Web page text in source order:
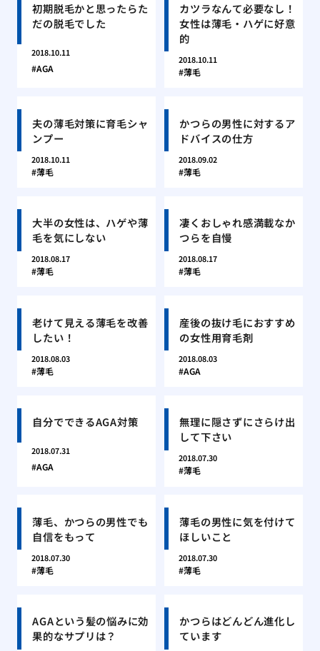
初期脱毛かと思ったらた
だの脱毛でした
2018.10.11
AGA
カツラなんて必要なし！
女性は薄毛・ハゲに好意
的
2018.10.11
薄毛
夫の薄毛対策に育毛シャ
ンプー
2018.10.11
薄毛
かつらの男性に対するア
ドバイスの仕方
2018.09.02
薄毛
大半の女性は、ハゲや薄
毛を気にしない
2018.08.17
薄毛
凄くおしゃれ感満載なか
つらを自慢
2018.08.17
薄毛
老けて見える薄毛を改善
したい！
2018.08.03
薄毛
産後の抜け毛におすすめ
の女性用育毛剤
2018.08.03
AGA
自分でできるAGA対策
2018.07.31
AGA
無理に隠さずにさらけ出
して下さい
2018.07.30
薄毛
薄毛、かつらの男性でも
自信をもって
2018.07.30
薄毛
薄毛の男性に気を付けて
ほしいこと
2018.07.30
薄毛
AGAという髪の悩みに効
果的なサプリは？
かつらはどんどん進化し
ています